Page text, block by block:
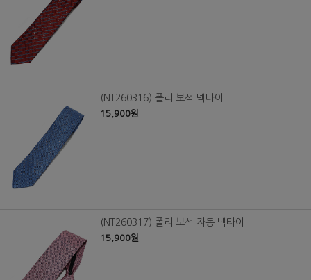
(NT260316) 폴리 보석 넥타이
15,900원
(NT260317) 폴리 보석 자동 넥타이
15,900원